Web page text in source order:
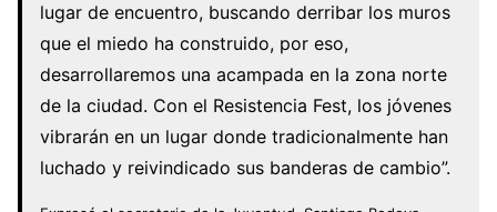
lugar de encuentro, buscando derribar los muros
que el miedo ha construido, por eso,
desarrollaremos una acampada en la zona norte
de la ciudad. Con el Resistencia Fest, los jóvenes
vibrarán en un lugar donde tradicionalmente han
luchado y reivindicado sus banderas de cambio”.